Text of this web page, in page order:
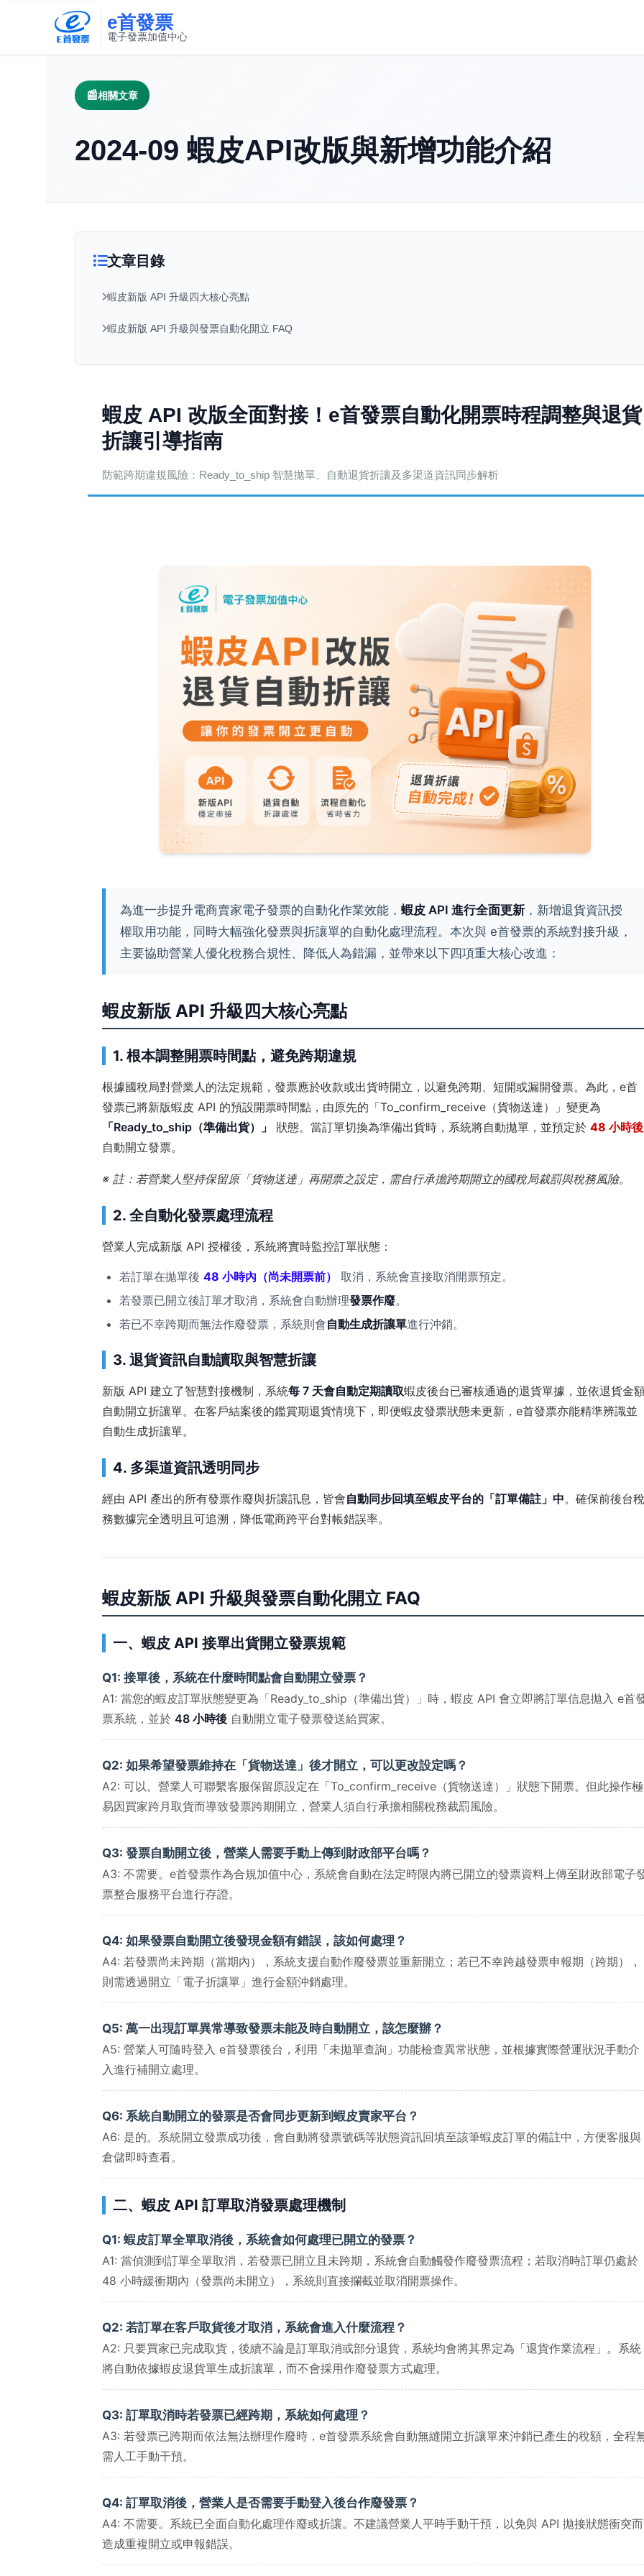
e首發票
電子發票加值中心
相關文章
2024-09 蝦皮API改版與新增功能介紹
文章目錄
蝦皮新版 API 升級四大核心亮點
蝦皮新版 API 升級與發票自動化開立 FAQ
蝦皮 API 改版全面對接！e首發票自動化開票時程調整與退貨
折讓引導指南
防範跨期違規風險：Ready_to_ship 智慧拋單、自動退貨折讓及多渠道資訊同步解析
為進一步提升電商賣家電子發票的自動化作業效能， 蝦皮 API 進行全面更新 ，新增退貨資訊授
權取用功能，同時大幅強化發票與折讓單的自動化處理流程。本次與 e首發票的系統對接升級，
主要協助營業人優化稅務合規性、降低人為錯漏，並帶來以下四項重大核心改進：
蝦皮新版 API 升級四大核心亮點
1. 根本調整開票時間點，避免跨期違規
根據國稅局對營業人的法定規範，發票應於收款或出貨時開立，以避免跨期、短開或漏開發票。為此，e首
發票已將新版蝦皮 API 的預設開票時間點，由原先的「To_confirm_receive（貨物送達）」變更為
「Ready_to_ship（準備出貨）」
狀態。當訂單切換為準備出貨時，系統將自動拋單，並預定於 48 小時後
自動開立發票。
※ 註：若營業人堅持保留原「貨物送達」再開票之設定，需自行承擔跨期開立的國稅局裁罰與稅務風險。
2. 全自動化發票處理流程
營業人完成新版 API 授權後，系統將實時監控訂單狀態：
若訂單在拋單後 48 小時內（尚未開票前）
取消，系統會直接取消開票預定。
若發票已開立後訂單才取消，系統會自動辦理發票作廢。
若已不幸跨期而無法作廢發票，系統則會自動生成折讓單進行沖銷。
3. 退貨資訊自動讀取與智慧折讓
新版 API 建立了智慧對接機制，系統每 7 天會自動定期讀取蝦皮後台已審核通過的退貨單據，並依退貨金
自動開立折讓單。在客戶結案後的鑑賞期退貨情境下，即便蝦皮發票狀態未更新，e首發票亦能精準辨識並
自動生成折讓單。
4. 多渠道資訊透明同步
經由 API 產出的所有發票作廢與折讓訊息，皆會自動同步回填至蝦皮平台的「訂單備註」中。確保前後台稅
務數據完全透明且可追溯，降低電商跨平台對帳錯誤率。
蝦皮新版 API 升級與發票自動化開立 FAQ
一、蝦皮 API 接單出貨開立發票規範
Q1: 接單後，系統在什麼時間點會自動開立發票？
A1: 當您的蝦皮訂單狀態變更為「Ready_to_ship（準備出貨）」時，蝦皮 API 會立即將訂單信息拋入 e首
票系統，並於 48 小時後 自動開立電子發票發送給買家。
Q2: 如果希望發票維持在「貨物送達」後才開立，可以更改設定嗎？
A2: 可以。營業人可聯繫客服保留原設定在「To_confirm_receive（貨物送達）」狀態下開票。但此操作極
易因買家跨月取貨而導致發票跨期開立，營業人須自行承擔相關稅務裁罰風險。
Q3: 發票自動開立後，營業人需要手動上傳到財政部平台嗎？
A3: 不需要。e首發票作為合規加值中心，系統會自動在法定時限內將已開立的發票資料上傳至財政部電子
票整合服務平台進行存證。
Q4: 如果發票自動開立後發現金額有錯誤，該如何處理？
A4: 若發票尚未跨期（當期內），系統支援自動作廢發票並重新開立；若已不幸跨越發票申報期（跨期），
則需透過開立「電子折讓單」進行金額沖銷處理。
Q5: 萬一出現訂單異常導致發票未能及時自動開立，該怎麼辦？
A5: 營業人可隨時登入 e首發票後台，利用「未拋單查詢」功能檢查異常狀態，並根據實際營運狀況手動介
入進行補開立處理。
Q6: 系統自動開立的發票是否會同步更新到蝦皮賣家平台？
A6: 是的。系統開立發票成功後，會自動將發票號碼等狀態資訊回填至該筆蝦皮訂單的備註中，方便客服與
倉儲即時查看。
二、蝦皮 API 訂單取消發票處理機制
Q1: 蝦皮訂單全單取消後，系統會如何處理已開立的發票？
A1: 當偵測到訂單全單取消，若發票已開立且未跨期，系統會自動觸發作廢發票流程；若取消時訂單仍處於
48 小時緩衝期內（發票尚未開立），系統則直接攔截並取消開票操作。
Q2: 若訂單在客戶取貨後才取消，系統會進入什麼流程？
A2: 只要買家已完成取貨，後續不論是訂單取消或部分退貨，系統均會將其界定為「退貨作業流程」。系統
將自動依據蝦皮退貨單生成折讓單，而不會採用作廢發票方式處理。
Q3: 訂單取消時若發票已經跨期，系統如何處理？
A3: 若發票已跨期而依法無法辦理作廢時，e首發票系統會自動無縫開立折讓單來沖銷已產生的稅額，全程
需人工手動干預。
Q4: 訂單取消後，營業人是否需要手動登入後台作廢發票？
A4: 不需要。系統已全面自動化處理作廢或折讓。不建議營業人平時手動干預，以免與 API 拋接狀態衝突而
造成重複開立或申報錯誤。